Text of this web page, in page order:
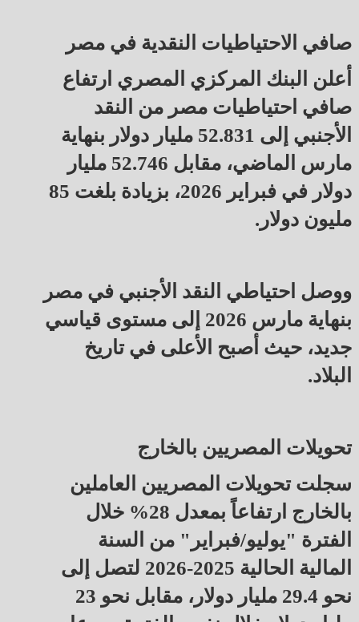
صافي الاحتياطيات النقدية في مصر
أعلن البنك المركزي المصري ارتفاع
صافي احتياطيات مصر من النقد
الأجنبي إلى 52.831 مليار دولار بنهاية
مارس الماضي، مقابل 52.746 مليار
دولار في فبراير 2026، بزيادة بلغت 85
مليون دولار.
ووصل احتياطي النقد الأجنبي في مصر
بنهاية مارس 2026 إلى مستوى قياسي
جديد، حيث أصبح الأعلى في تاريخ
البلاد.
تحويلات المصريين بالخارج
سجلت تحويلات المصريين العاملين
بالخارج ارتفاعاً بمعدل 28% خلال
الفترة "يوليو/فبراير" من السنة
المالية الحالية 2025-2026 لتصل إلى
نحو 29.4 مليار دولار، مقابل نحو 23